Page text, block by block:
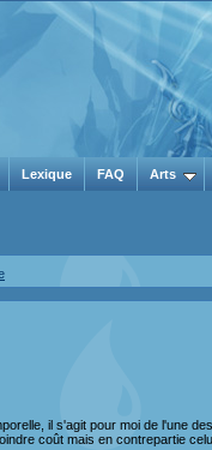
Lexique FAQ Arts
il s'agit pour moi de l'une
coût mais en contrepartie